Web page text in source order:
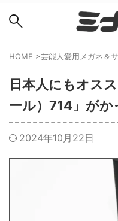
HOME >芸能人愛用メガネ＆
日本人にもオス
ール）714」が
2024年10月22日